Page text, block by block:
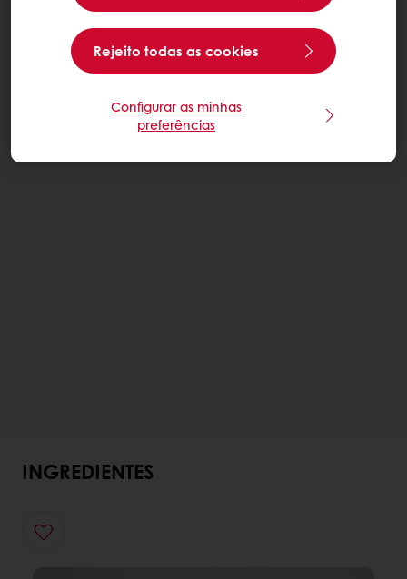
INGREDIENTES
Rejeito todas as cookies
Configurar as minhas
preferências